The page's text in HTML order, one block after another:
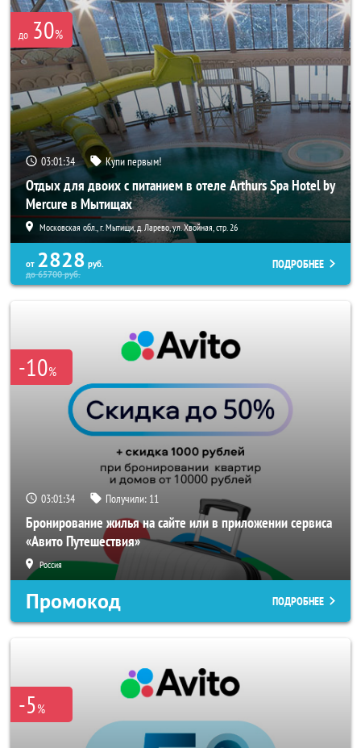
до 30%
03:01:33 Купи первым!
Отдых для двоих с питанием в отеле Arthurs Spa Hotel by
Mercure в Мытищах
Московская обл., г. Мытищи, д. Ларево, ул. Хвойная, стр. 26
от 2828 руб.
до65700руб.
ПОДРОБНЕЕ
-10%
03:01:33 Получили: 11
Бронирование жилья на сайте или в приложении сервиса
«Авито Путешествия»
Россия
Промокод ПОДРОБНЕЕ
-5%